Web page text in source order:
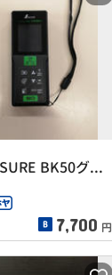
L-MEASURE BK50グリーン
7,700 円